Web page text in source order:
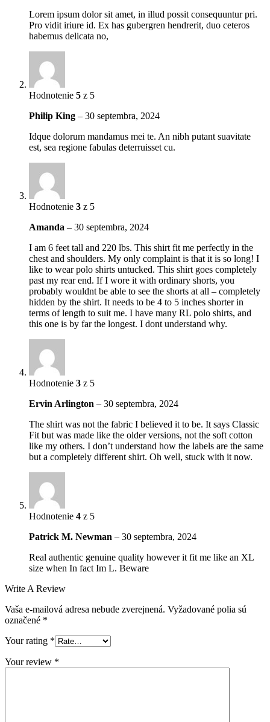
Lorem ipsum dolor sit amet, in illud possit consequuntur pri.
Pro vidit iriure id. Ex has gubergren hendrerit, duo ceteros
habemus delicata no,
Hodnotenie 5 z 5
Philip King – 30 septembra, 2024
Idque dolorum mandamus mei te. An nibh putant suavitate
est, sea regione fabulas deterruisset cu.
Hodnotenie 3 z 5
Amanda – 30 septembra, 2024
I am 6 feet tall and 220 lbs. This shirt fit me perfectly in the
chest and shoulders. My only complaint is that it is so long! I
like to wear polo shirts untucked. This shirt goes completely
past my rear end. If I wore it with ordinary shorts, you
probably wouldnt be able to see the shorts at all – completely
hidden by the shirt. It needs to be 4 to 5 inches shorter in
terms of length to suit me. I have many RL polo shirts, and
this one is by far the longest. I dont understand why.
Hodnotenie 3 z 5
Ervin Arlington – 30 septembra, 2024
The shirt was not the fabric I believed it to be. It says Classic
Fit but was made like the older versions, not the soft cotton
like my others. I don’t understand how the labels are the same
but a completely different shirt. Oh well, stuck with it now.
Hodnotenie 4 z 5
Patrick M. Newman – 30 septembra, 2024
Real authentic genuine quality however it fit me like an XL
size when In fact Im L. Beware
Write A Review
Vaša e-mailová adresa nebude zverejnená. Vyžadované polia sú
označené *
Your rating *
Your review *